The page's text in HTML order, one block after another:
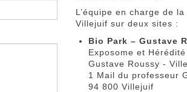
L’équipe en charge de
Villejuif sur deux sites :
Bio Park – Gustave
Exposome et
Gustave Roussy -
1 Mail du professeur
94 800 Villejuif